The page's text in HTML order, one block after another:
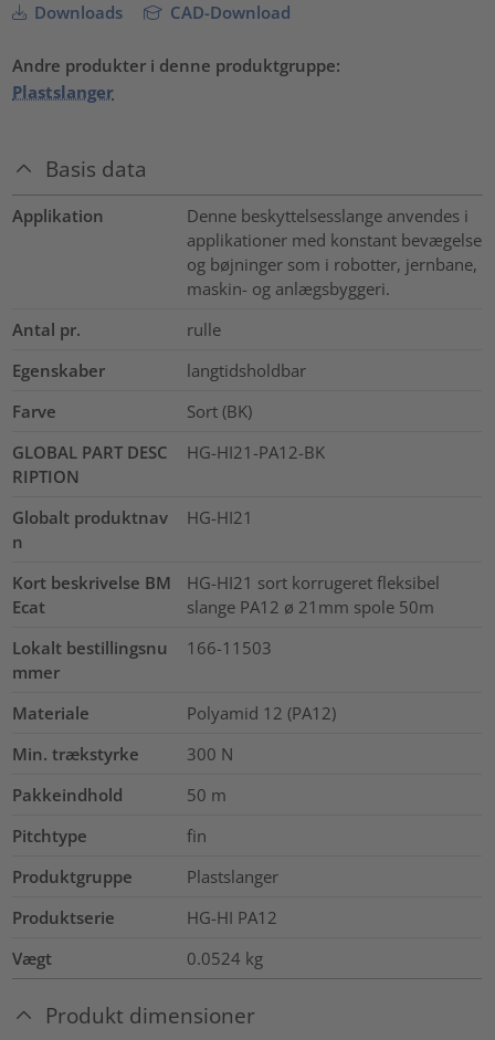
Downloads CAD-Download
Andre produkter i denne produktgruppe:
Plastslanger
Basis data
Applikation
Denne beskyttelsesslange anvendes i
applikationer med konstant bevægelse
og bøjninger som i robotter, jernbane,
maskin- og anlægsbyggeri.
Antal pr.
rulle
Egenskaber
langtidsholdbar
Farve
Sort (BK)
GLOBAL PART DESC
RIPTION
HG-HI21-PA12-BK
Globalt produktnav
n
HG-HI21
Kort beskrivelse BM
Ecat
HG-HI21 sort korrugeret fleksibel
slange PA12 ø 21mm spole 50m
Lokalt bestillingsnu
mmer
166-11503
Materiale
Polyamid 12 (PA12)
Min. trækstyrke
300 N
Pakkeindhold
50 m
Pitchtype
fin
Produktgruppe
Plastslanger
Produktserie
HG-HI PA12
Vægt
0.0524 kg
Produkt dimensioner